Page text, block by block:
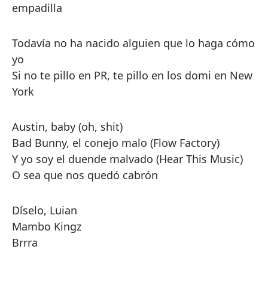
empadilla
Todavía no ha nacido alguien que lo haga cómo
yo
Si no te pillo en PR, te pillo en los domi en New
York
Austin, baby (oh, shit)
Bad Bunny, el conejo malo (Flow Factory)
Y yo soy el duende malvado (Hear This Music)
O sea que nos quedó cabrón
Díselo, Luian
Mambo Kingz
Brrra